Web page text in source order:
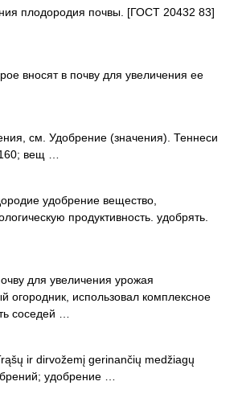
плодородия почвы. [ГОСТ 20432 83]
вносят в почву для увеличения ее
см. Удобрение (значения). Теннеси
вещ …
удобрение вещество,
продуктивность. удобрять.
для увеличения урожая
огородник, использовал комплексное
соседей …
ir dirvožemį gerinančių medžiagų
удобрение …